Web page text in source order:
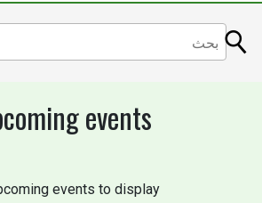
events
events to display